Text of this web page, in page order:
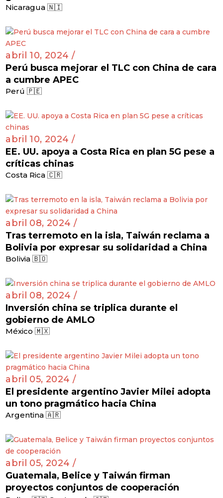
Nicaragua 🇳🇮
abril 10, 2024 /
Perú busca mejorar el TLC con China de cara
a cumbre APEC
Perú 🇵🇪
abril 10, 2024 /
EE. UU. apoya a Costa Rica en plan 5G pese a
críticas chinas
Costa Rica 🇨🇷
abril 08, 2024 /
Tras terremoto en la isla, Taiwán reclama a
Bolivia por expresar su solidaridad a China
Bolivia 🇧🇴
abril 08, 2024 /
Inversión china se triplica durante el
gobierno de AMLO
México 🇲🇽
abril 05, 2024 /
El presidente argentino Javier Milei adopta
un tono pragmático hacia China
Argentina 🇦🇷
abril 05, 2024 /
Guatemala, Belice y Taiwán firman
proyectos conjuntos de cooperación